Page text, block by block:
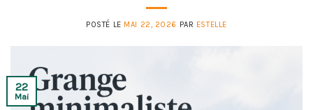
POSTÉ LE MAI 22, 2026 PAR ESTELLE
22
Mai